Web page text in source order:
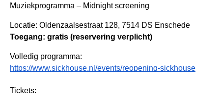
Muziekprogramma – Midnight screening
Locatie: Oldenzaalsestraat 128, 7514 DS Enschede
Toegang: gratis (reservering verplicht)
Volledig programma:
https://www.sickhouse.nl/events/reopening-sickhouse
Tickets: